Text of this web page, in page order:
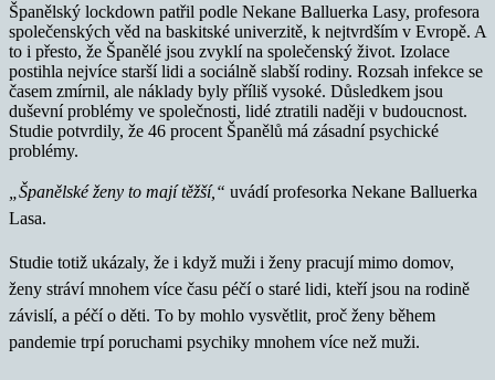
Španělský lockdown patřil podle Nekane Balluerka Lasy, profesora
společenských věd na baskitské univerzitě, k nejtvrdším v Evropě. A
to i přesto, že Španělé jsou zvyklí na společenský život. Izolace
postihla nejvíce starší lidi a sociálně slabší rodiny. Rozsah infekce se
časem zmírnil, ale náklady byly příliš vysoké. Důsledkem jsou
duševní problémy ve společnosti, lidé ztratili naději v budoucnost.
Studie potvrdily, že 46 procent Španělů má zásadní psychické
problémy.
„Španělské ženy to mají těžší,“ uvádí profesorka Nekane Balluerka
Lasa.
Studie totiž ukázaly, že i když muži i ženy pracují mimo domov,
ženy stráví mnohem více času péčí o staré lidi, kteří jsou na rodině
závislí, a péčí o děti. To by mohlo vysvětlit, proč ženy během
pandemie trpí poruchami psychiky mnohem více než muži.